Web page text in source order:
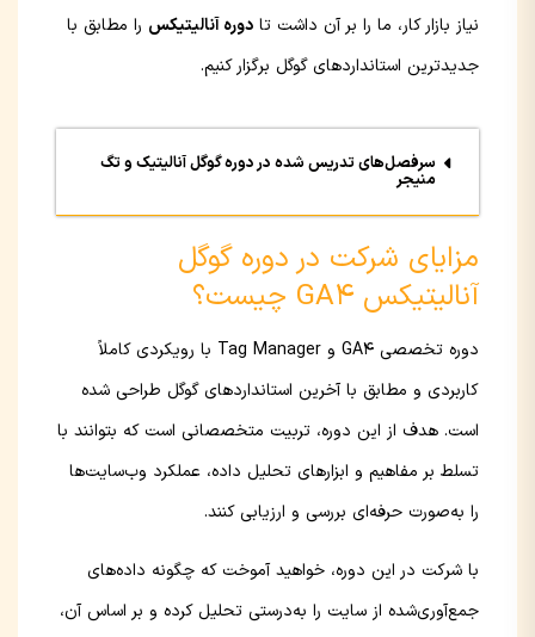
نیاز بازار کار، ما را بر آن داشت تا دوره‌ آنالیتیکس را مطابق با
جدیدترین استانداردهای گوگل برگزار کنیم.
سرفصل‌های تدریس شده در دوره گوگل آنالیتیک و تگ
منیجر
مزایای شرکت در دوره گوگل
آنالیتیکس GA4 چیست؟
دوره تخصصی GA4 و Tag Manager با رویکردی کاملاً
کاربردی و مطابق با آخرین استانداردهای گوگل طراحی شده
است. هدف از این دوره، تربیت متخصصانی است که بتوانند با
تسلط بر مفاهیم و ابزارهای تحلیل داده، عملکرد وب‌سایت‌ها
را به‌صورت حرفه‌ای بررسی و ارزیابی کنند.
با شرکت در این دوره، خواهید آموخت که چگونه داده‌های
جمع‌آوری‌شده از سایت را به‌درستی تحلیل کرده و بر اساس آن،